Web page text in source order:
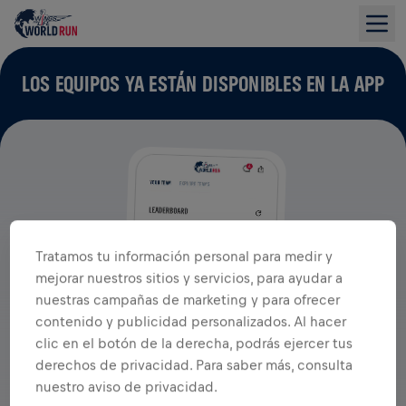
LOS EQUIPOS YA ESTÁN DISPONIBLES EN LA APP
Tratamos tu información personal para medir y
mejorar nuestros sitios y servicios, para ayudar a
nuestras campañas de marketing y para ofrecer
contenido y publicidad personalizados. Al hacer
clic en el botón de la derecha, podrás ejercer tus
derechos de privacidad. Para saber más, consulta
nuestro aviso de privacidad.